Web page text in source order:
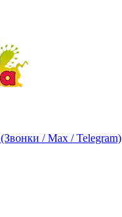
(Звонки / Max / Telegram)